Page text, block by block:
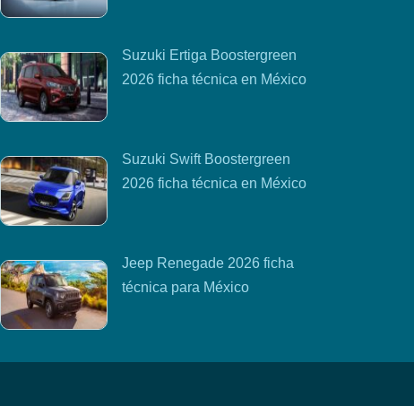
Suzuki Ertiga Boostergreen
2026 ficha técnica en México
Suzuki Swift Boostergreen
2026 ficha técnica en México
Jeep Renegade 2026 ficha
técnica para México